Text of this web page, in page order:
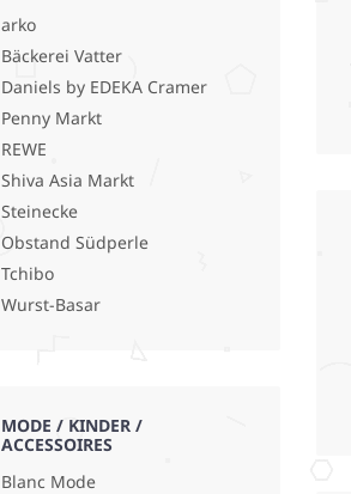
arko
Bäckerei Vatter
Daniels by EDEKA Cramer
Penny Markt
REWE
Shiva Asia Markt
Steinecke
Obstand Südperle
Tchibo
Wurst-Basar
MODE / KINDER /
ACCESSOIRES
Blanc Mode